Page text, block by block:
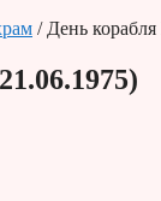
/ День